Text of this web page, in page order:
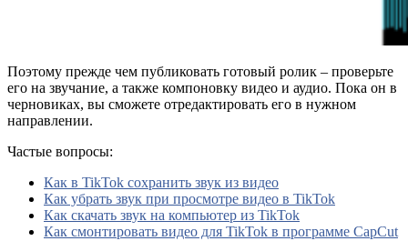
Поэтому прежде чем публиковать готовый ролик – проверьте
его на звучание, а также компоновку видео и аудио. Пока он в
черновиках, вы сможете отредактировать его в нужном
направлении.
Частые вопросы:
Как в TikTok сохранить звук из видео
Как убрать звук при просмотре видео в TikTok
Как скачать звук на компьютер из TikTok
Как смонтировать видео для TikTok в программе CapCut